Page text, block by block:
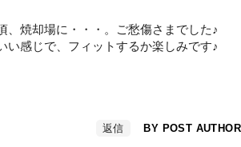
、焼却場に・・・。ご愁傷さまでした♪
い感じで、フィットするか楽しみです♪
返信 BY POST AUTHOR